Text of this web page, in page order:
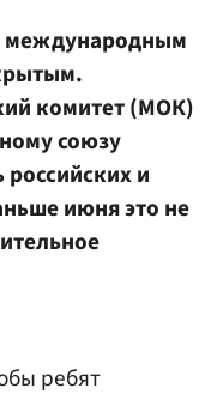
международным
комитет (МОК)
союзу
и
июня это не
ребят